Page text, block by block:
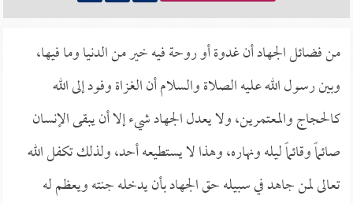
من فضائل الجهاد أن غدوة أو روحة فيه خير من الدنيا وما فيها،
وبين رسول الله عليه الصلاة والسلام أن الغزاة وفود إلى الله
كالحجاج والمعتمرين، ولا يعدل الجهاد شيء إلا أن يبقى الإنسان
صائماً وقائماً ليله ونهاره، وهذا لا يستطيعه أحد، ولذلك تكفل الله
تعالى لمن جاهد في سبيله حق الجهاد بأن يدخله جنته ويعظم له